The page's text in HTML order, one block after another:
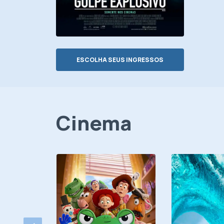
ESCOLHA SEUS INGRESSOS
Cinema